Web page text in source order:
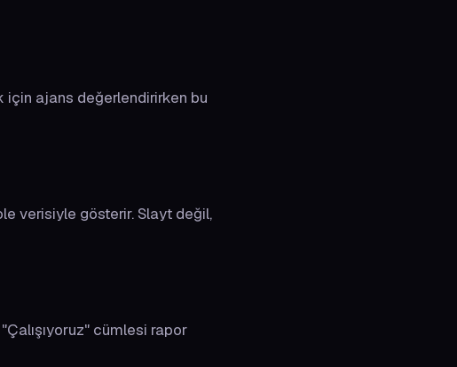
için ajans değerlendirirken bu
verisiyle gösterir. Slayt değil,
cümlesi rapor